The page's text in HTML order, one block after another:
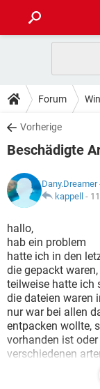
ANDROID
WINDOWS 10
WHATSAPP
FACEBOOK
TIPPS & TRICKS
SPIELE
WHATSAPP
FACEBOOK
DOWNLOADS
SPIELE
ANDROID
WINDOWS 10
WHATSAPP
FACEBOOK
SPIELE
ANDROID
WINDOWS 10
WHATSAPP
FACEBOOK
LEXIKON
SPIELE
ANDROID
WINDOWS 10
WHATSAPP
FACEBOOK
Forum
Vorherige
Beschädigte
Dany.Dreamer
kappell -
hallo,
hab ein problem
hatte ich in den
die gepackt
teilweise hatte ich
die dateien waren
nur war bei allen
entpacken wollte,
vorhanden ist
verschiedenen
aus...das es am